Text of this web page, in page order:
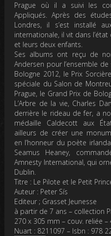
Prague où il a suivi les
Appliqués. Après des
Londres, il s’est installé
internationale, il vit dans
et leurs deux enfants.
Ses albums ont reçu de
Andersen pour l’ensemble
Bologne 2012, le Prix
spéciale du Salon de
Prague, le Grand Prix de
L’Arbre de la vie, Charles
derrière le rideau de fer, a
médaille Caldecott aux
ailleurs de créer une
en l’honneur du poète
Seamus Heaney,
Amnesty International, qui
Dublin.
Titre : Le Pilote et le Petit
Auteur : Peter Sís
Editeur ; Grasset Jeunesse
à partir de 7 ans – collection
270 x 305 mm – couv. reliée –
Nuart : 8211097 – Isbn : 978